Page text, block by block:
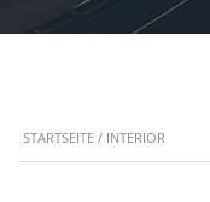
STARTSEITE / INTERIOR